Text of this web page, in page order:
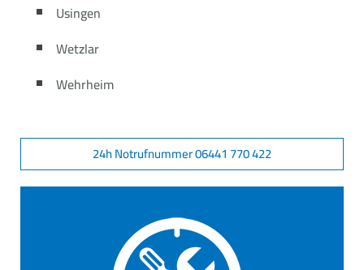
Usingen
Wetzlar
Wehrheim
24h Notrufnummer 06441 770 422